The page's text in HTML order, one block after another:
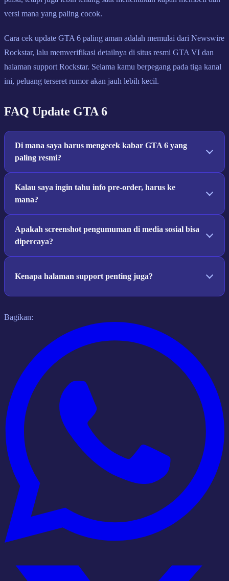
versi mana yang paling cocok.
Cara cek update GTA 6 paling aman adalah memulai dari Newswire
Rockstar, lalu memverifikasi detailnya di situs resmi GTA VI dan
halaman support Rockstar. Selama kamu berpegang pada tiga kanal
ini, peluang terseret rumor akan jauh lebih kecil.
FAQ Update GTA 6
Di mana saya harus mengecek kabar GTA 6 yang
paling resmi?
Kalau saya ingin tahu info pre-order, harus ke
mana?
Apakah screenshot pengumuman di media sosial bisa
dipercaya?
Kenapa halaman support penting juga?
Bagikan: